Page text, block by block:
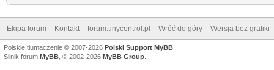
Ekipa forum Kontakt forum.tinycontrol.pl Wróć do góry Wersja bez grafiki
Polskie tłumaczenie © 2007-2026 Polski Support MyBB
Silnik forum MyBB , © 2002-2026 MyBB Group